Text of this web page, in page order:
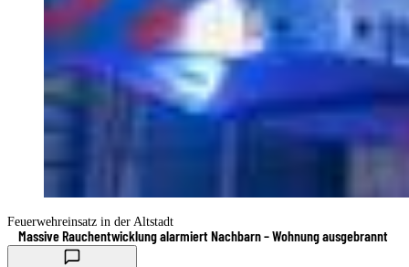
Feuerwehreinsatz in der Altstadt
Massive Rauchentwicklung alarmiert Nachbarn – Wohnung ausgebrannt